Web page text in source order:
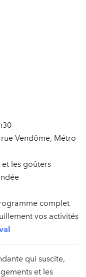
Vendôme, Métro
et les goûters
complet
vos activités
qui suscite,
et les